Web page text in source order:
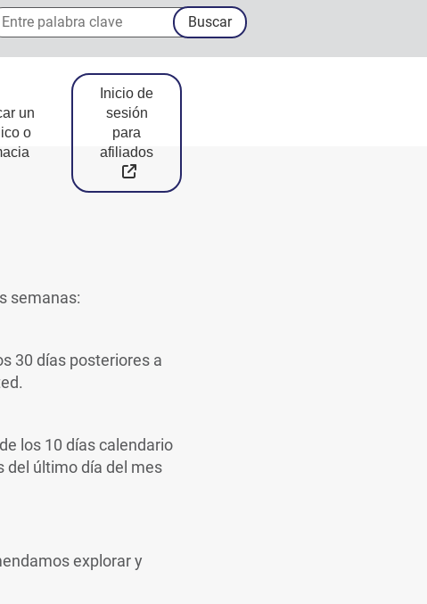
palabra clave Buscar
un
o
Inicio de
sesión
para
afiliados
External Link
semanas:
30 días posteriores a
los 10 días calendario
del último día del mes
explorar y